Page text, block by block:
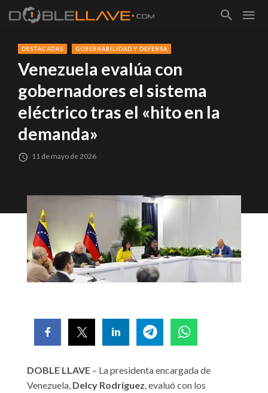
DESTACADAS GOBERNABILIDAD Y DEFENSA
Venezuela evalúa con
gobernadores el sistema
eléctrico tras el «hito en la
demanda»
11 de mayo de 2026
DOBLE LLAVE – La presidenta encargada de
Venezuela, Delcy Rodríguez , evaluó con los